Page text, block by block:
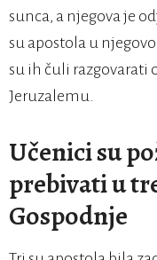
sunca, a njegova je
su apostola u
su ih čuli
Jeruzalemu.
Učenici su
prebivati u
Gospodnje